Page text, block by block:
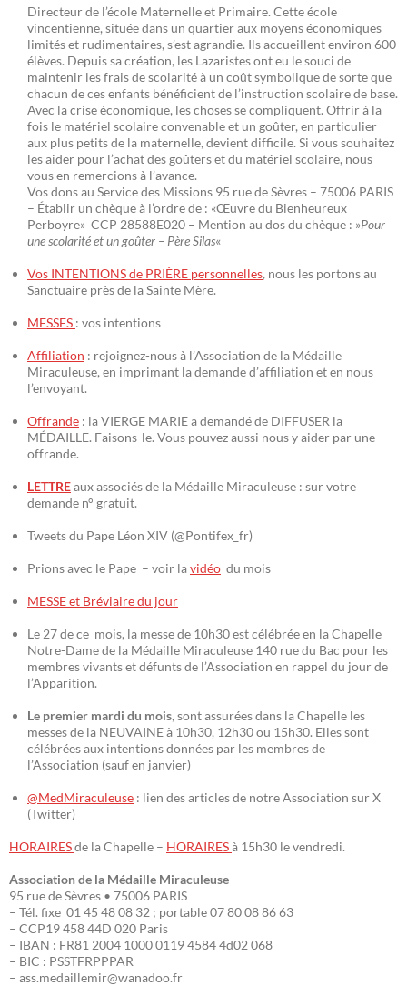
Directeur de l’école Maternelle et Primaire. Cette école
vincentienne, située dans un quartier aux moyens économiques
limités et rudimentaires, s’est agrandie. Ils accueillent environ 600
élèves. Depuis sa création, les Lazaristes ont eu le souci de
maintenir les frais de scolarité à un coût symbolique de sorte que
chacun de ces enfants bénéficient de l’instruction scolaire de base.
Avec la crise économique, les choses se compliquent. Offrir à la
fois le matériel scolaire convenable et un goûter, en particulier
aux plus petits de la maternelle, devient difficile. Si vous souhaitez
les aider pour l’achat des goûters et du matériel scolaire, nous
vous en remercions à l’avance.
Vos dons au Service des Missions 95 rue de Sèvres – 75006 PARIS
– Établir un chèque à l’ordre de : «Œuvre du Bienheureux
Perboyre» CCP 28588E020 – Mention au dos du chèque : »Pour
une scolarité et un goûter – Père Silas«
Vos INTENTIONS de PRIÈRE personnelles, nous les portons au
Sanctuaire près de la Sainte Mère.
MESSES : vos intentions
Affiliation : rejoignez-nous à l’Association de la Médaille
Miraculeuse, en imprimant la demande d’affiliation et en nous
l’envoyant.
Offrande : la VIERGE MARIE a demandé de DIFFUSER la
MÉDAILLE. Faisons-le. Vous pouvez aussi nous y aider par une
offrande.
LETTREaux associés de la Médaille Miraculeuse : sur votre
demande n° gratuit.
Tweets du Pape Léon XIV (@Pontifex_fr)
Prions avec le Pape – voir lavidéo du mois
MESSE et Bréviaire du jour
Le 27 de ce mois, la messe de 10h30 est célébrée en la Chapelle
Notre-Dame de la Médaille Miraculeuse 140 rue du Bac pour les
membres vivants et défunts de l’Association en rappel du jour de
l’Apparition.
Le premier mardi du mois, sont assurées dans la Chapelle les
messes de la NEUVAINE à 10h30, 12h30 ou 15h30. Elles sont
célébrées aux intentions données par les membres de
l’Association (sauf en janvier)
@MedMiraculeuse : lien des articles de notre Association sur X
(Twitter)
HORAIRESde la Chapelle – HORAIRESà 15h30 le vendredi.
Association de la Médaille Miraculeuse
95 rue de Sèvres • 75006 PARIS
– Tél. fixe 01 45 48 08 32 ; portable 07 80 08 86 63
– CCP19 458 44D 020 Paris
– IBAN : FR81 2004 1000 0119 4584 4d02 068
– BIC : PSSTFRPPPAR
– ass.medaillemir@wanadoo.fr